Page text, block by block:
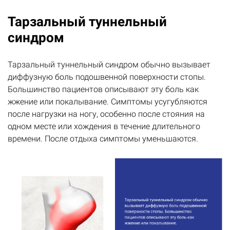
Тарзальный туннельный
синдром
Тарзальный туннельный синдром обычно вызывает
диффузную боль подошвенной поверхности стопы.
Большинство пациентов описывают эту боль как
жжение или покалывание. Симптомы усугубляются
после нагрузки на ногу, особенно после стояния на
одном месте или хождения в течение длительного
времени. После отдыха симптомы уменьшаются.